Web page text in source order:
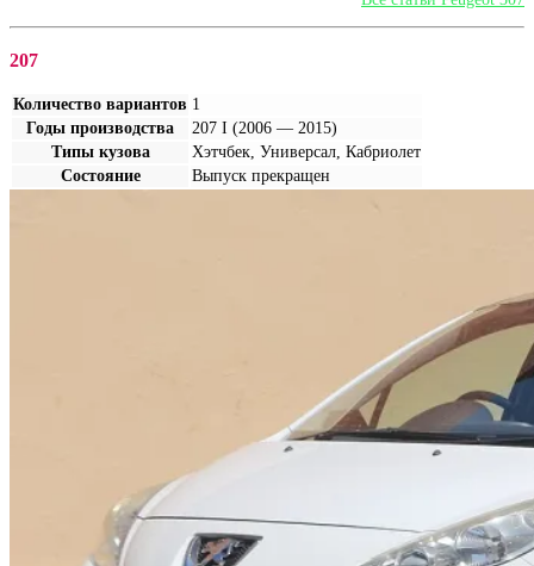
207
Количество вариантов 1
Годы производства
207 I (2006 — 2015)
Типы кузова
Хэтчбек, Универсал, Кабриолет
Состояние
Выпуск прекращен